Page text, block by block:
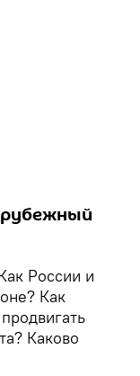
России и
Как
Каково